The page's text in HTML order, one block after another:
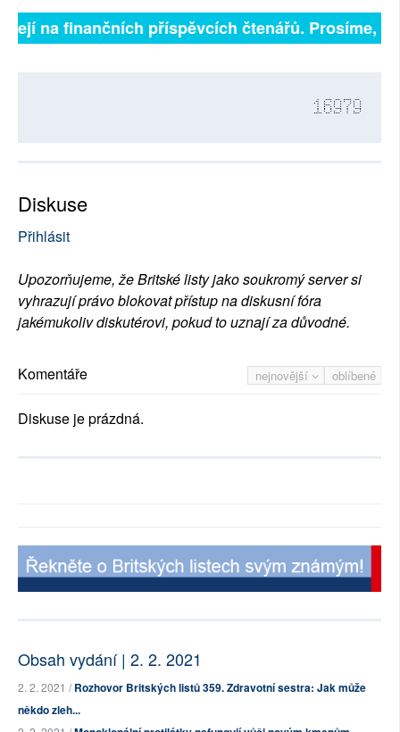
na finančních příspěvcích čtenářů. Prosíme,
16979
Diskuse
Přihlásit
Upozorňujeme, že Britské listy jako soukromý server si
vyhrazují právo blokovat přístup na diskusní fóra
jakémukoliv diskutérovi, pokud to uznají za důvodné.
nejnovější oblíbené
Komentáře
Diskuse je prázdná.
Obsah vydání | 2. 2. 2021
2. 2. 2021 /Rozhovor Britských listů 359. Zdravotní sestra: Jak může
někdo zleh...